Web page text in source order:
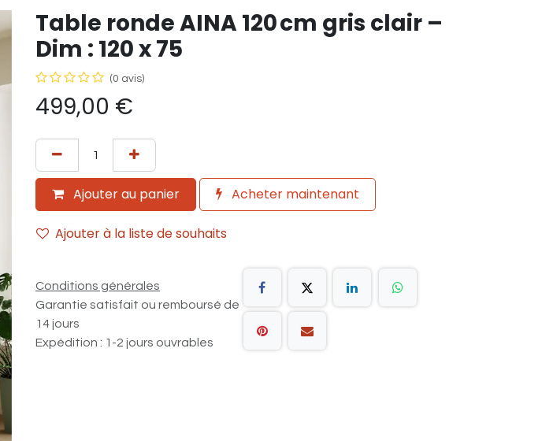
Table ronde AINA 120 cm gris clair –
Dim : 120 x 75
(0 avis)
499,00 €
Ajouter au panier Acheter maintenant
Ajouter à la liste de souhaits
Conditions générales
Garantie satisfait ou remboursé de
14 jours
Expédition : 1-2 jours ouvrables